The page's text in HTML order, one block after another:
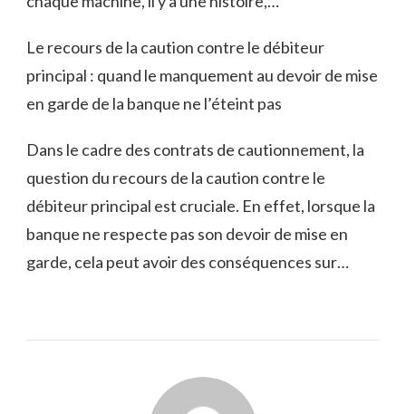
Le recours de la caution contre le débiteur
principal : quand le manquement au devoir de mise
en garde de la banque ne l’éteint pas
Dans le cadre des contrats de cautionnement, la
question du recours de la caution contre le
débiteur principal est cruciale. En effet, lorsque la
banque ne respecte pas son devoir de mise en
garde, cela peut avoir des conséquences sur…